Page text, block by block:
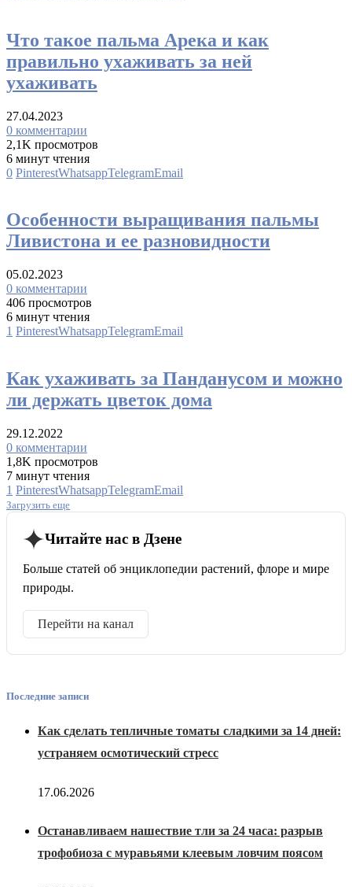
Что такое пальма Арека и как
правильно ухаживать за ней
ухаживать
27.04.2023
0 комментарии
2,1K просмотров
6 минут чтения
0 PinterestWhatsappTelegramEmail
Особенности выращивания пальмы
Ливистона и ее разновидности
05.02.2023
0 комментарии
406 просмотров
6 минут чтения
1 PinterestWhatsappTelegramEmail
Как ухаживать за Панданусом и можно
ли держать цветок дома
29.12.2022
0 комментарии
1,8K просмотров
7 минут чтения
1 PinterestWhatsappTelegramEmail
Загрузить еще
Читайте нас в Дзене
Больше статей об энциклопедии растений, флоре и мире
природы.
Перейти на канал
Последние записи
Как сделать тепличные томаты сладкими за 14 дней:
устраняем осмотический стресс
17.06.2026
Останавливаем нашествие тли за 24 часа: разрыв
трофобиоза с муравьями клеевым ловчим поясом